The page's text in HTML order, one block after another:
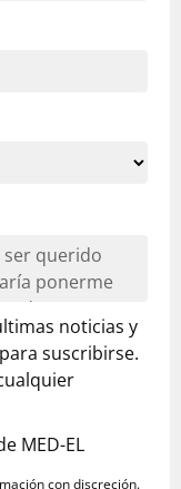
noticias y
suscribirse.
MED-EL
con discreción.